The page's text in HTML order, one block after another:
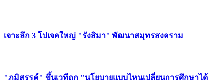
เจาะลึก 3 โปเจคใหญ่ "รังสิมา" พัฒนาสมุทรสงคราม
"ภูมิสรรค์" ขึ้นเวทีถก "นโยบายแบบไหนเปลี่ยนการศึกษาได้